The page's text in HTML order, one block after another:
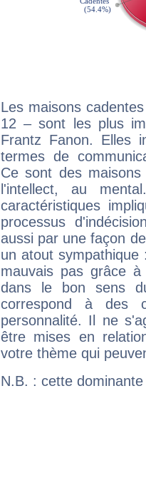
Les maisons
12 – sont les plus
Frantz Fanon. Elles
termes de
Ce sont des
l'intellect, au
caractéristiques
processus
aussi par une façon
un atout
mauvais pas grâce
dans le bon sens
correspond à des
personnalité. Il ne
être mises en
votre thème qui
N.B. : cette